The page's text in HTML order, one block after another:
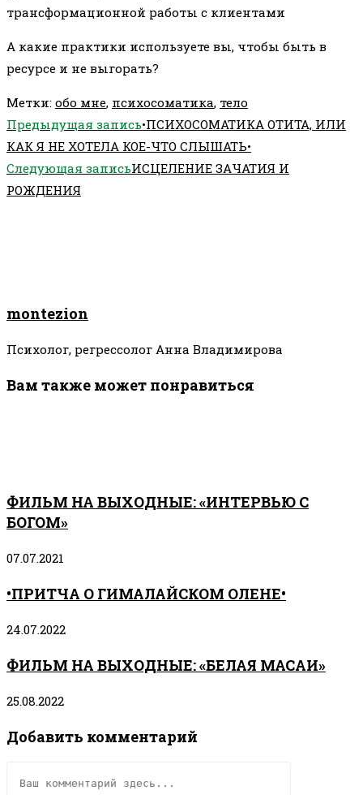
трансформационной работы с клиентами
А какие практики используете вы, чтобы быть в
ресурсе и не выгорать?
Метки: обо мне, психосоматика, тело
Еще
статьи
Предыдущая запись•ПСИХОСОМАТИКА ОТИТА, ИЛИ
КАК Я НЕ ХОТЕЛА КОЕ-ЧТО СЛЫШАТЬ•
Следующая записьИСЦЕЛЕНИЕ ЗАЧАТИЯ И
РОЖДЕНИЯ
montezion
Психолог, регрессолог Анна Владимирова
Вам также может понравиться
ФИЛЬМ НА ВЫХОДНЫЕ: «ИНТЕРВЬЮ С
БОГОМ»
07.07.2021
•ПРИТЧА О ГИМАЛАЙСКОМ ОЛЕНЕ•
24.07.2022
ФИЛЬМ НА ВЫХОДНЫЕ: «БЕЛАЯ МАСАИ»
25.08.2022
Добавить комментарий